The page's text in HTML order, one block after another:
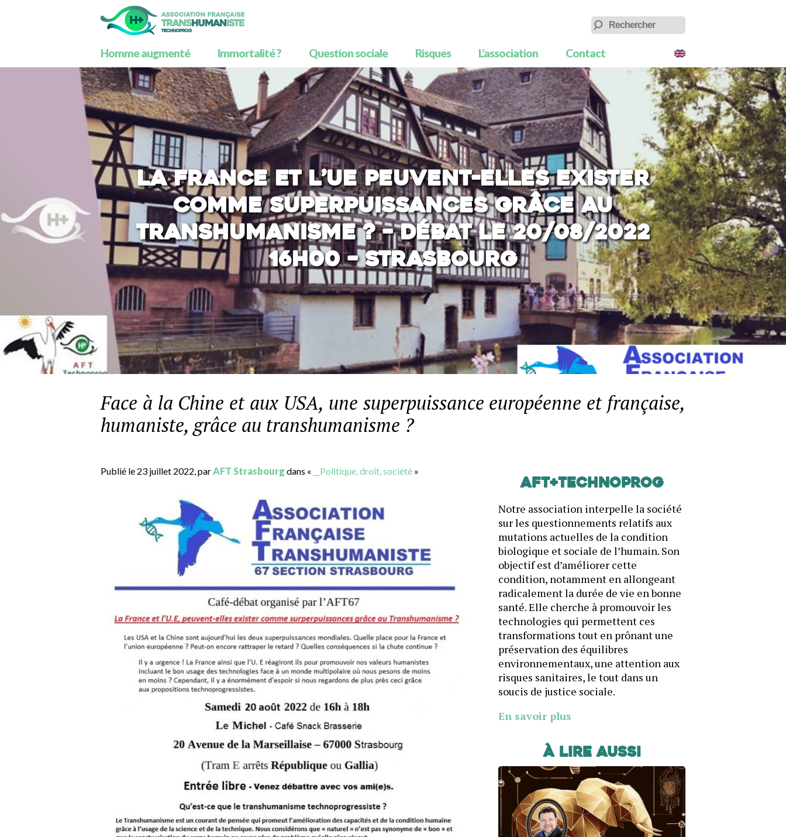
Homme augmenté Immortalité ? Question sociale Risques L’association Contact
La France et l’UE peuvent-elles exister
comme superpuissances grâce au
transhumanisme ? – Débat le 20/08/2022
16h00 – Strasbourg
Face à la Chine et aux USA, une superpuissance européenne et française,
humaniste, grâce au transhumanisme ?
Publié le 23 juillet 2022, parAFT Strasbourg dans « __Politique, droit, société »
AFT+Technoprog
Notre association interpelle la société
sur les questionnements relatifs aux
mutations actuelles de la condition
biologique et sociale de l’humain. Son
objectif est d’améliorer cette
condition, notamment en allongeant
radicalement la durée de vie en bonne
santé. Elle cherche à promouvoir les
technologies qui permettent ces
transformations tout en prônant une
préservation des équilibres
environnementaux, une attention aux
risques sanitaires, le tout dans un
soucis de justice sociale.
En savoir plus
À lire aussi